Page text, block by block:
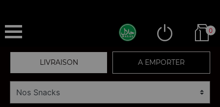
0
LIVRAISON A EMPORTER